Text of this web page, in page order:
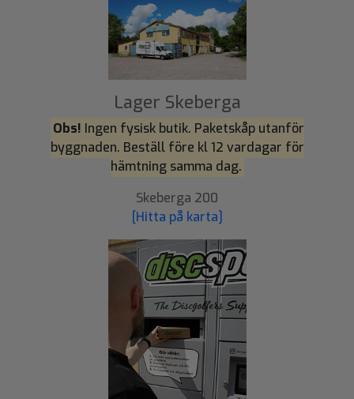
Lager Skeberga
Obs! Ingen fysisk butik. Paketskåp utanför
byggnaden. Beställ före kl 12 vardagar för
hämtning samma dag.
Skeberga 200
[Hitta på karta]